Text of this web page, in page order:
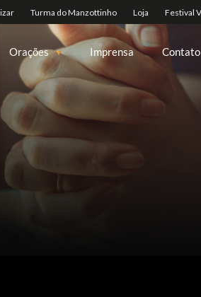
Orações Imprensa Contato